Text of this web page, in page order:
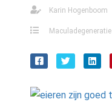
Karin Hogenboom
Maculadegeneratie